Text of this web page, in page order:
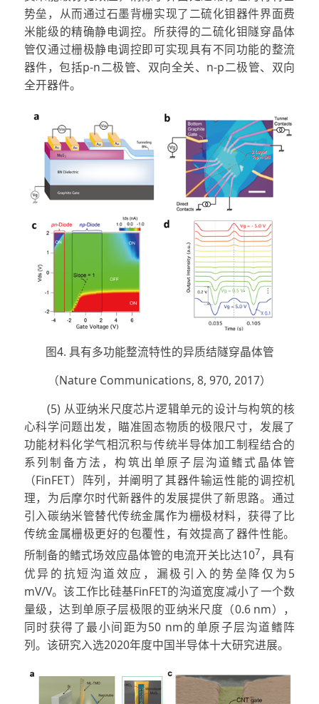
势垒，从而通过石墨背栅实现了二硫化钼器件界面费
米能级的精确静电调控。所获得的二硫化钼隧穿晶体
管仅通过栅极静电调控即可实现具有不同功能的整流
器件，包括p-n二极管、双向全关、n-p二极管、双向
全开器件。
图4. 具有多功能整流特性的异质结隧穿晶体管
（Nature Communications, 8, 970, 2017）
(5) 从亚纳米尺度芯片逻辑单元的设计与构筑的核
心科学问题出发，瞄准固态物质的极限尺寸，发展了
功能材料化学气相沉积与传统半导体加工制程结合的
系列制备方法，构筑出单原子层沟道鳍式晶体管
（FinFET）阵列，并阐明了其器件输运性能的调控机
理，为后摩尔时代新器件的发展提供了新思路。通过
引入碳纳米管替代传统金属作为栅极材料，获得了比
传统金属栅极更好的包覆性，有效提高了器件性能。
所制备的鳍式场效应晶体管的电流开关比达107，具有
优异的抗短沟道效应，漏极引入的势垒降仅为5
mV/V。该工作比硅基FinFET的沟道宽度减小了一个数
量级，达到单原子层极限的亚纳米尺度（0.6 nm），
同时获得了最小间距为50 nm的单原子层沟道鳍阵
列。该研究入选2020年度中国半导体十大研究进展。